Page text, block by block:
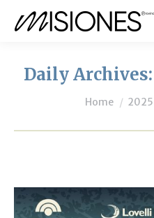
Daily Archives:
You are here:
Home 2025